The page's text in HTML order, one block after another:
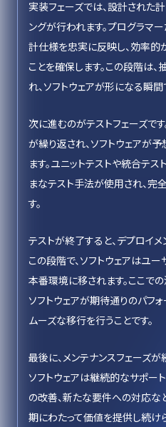
実装フェーズでは、設計された
ングが行われます。プログラマ
計仕様を忠実に反映し、効率
ことを確保します。この段階は
れ、ソフトウェアが形になる瞬間
次に進むのがテストフェーズで
が繰り返され、ソフトウェアが
ます。ユニットテストや統合テス
まなテスト手法が使用され、完
す。
テストが終了すると、デプロイメ
この段階で、ソフトウェアはユ
本番環境に移されます。ここで
ソフトウェアが期待通りのパフ
ムーズな移行を行うことです。
最後に、メンテナンスフェーズが
ソフトウェアは継続的なサポー
の改善、新たな要件への対応な
期にわたって価値を提供し続け